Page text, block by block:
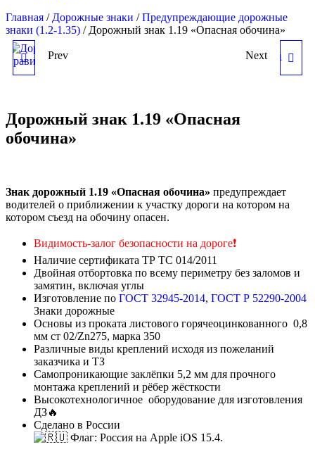
Главная / Дорожные знаки /Предупреждающие дорожные
знаки (1.2-1.35) / Дорожный знак 1.19 «Опасная обочина»
ДОРОЖНЫЙ ЗНАК 1.18
Prev ДОРОЖНЫЙ ЗНАК 1.20.1
Next
Дорожный знак 1.19 «Опасная
обочина»
Знак дорожный 1.19 «Опасная обочина» предупреждает
водителей о приближении к участку дороги на котором на
котором съезд на обочину опасен.
Видимость-залог безопасности на дороге❗
Наличие сертификата ТР ТС 014/2011
Двойная отбортовка по всему периметру без заломов и
замятин, включая углы
Изготовление по ГОСТ 32945-2014, ГОСТ Р 52290-2004
Знаки дорожные
Основы из проката листового горячеоцинкованного 0,8
мм ст 02/Zn275, марка 350
Различные виды креплений исходя из пожеланий
заказчика и ТЗ
Самопроникающие заклёпки 5,2 мм для прочного
монтажа креплений и рёбер жёсткости
Высокотехнологичное оборудование для изготовления
ДЗ🔥
Сделано в России